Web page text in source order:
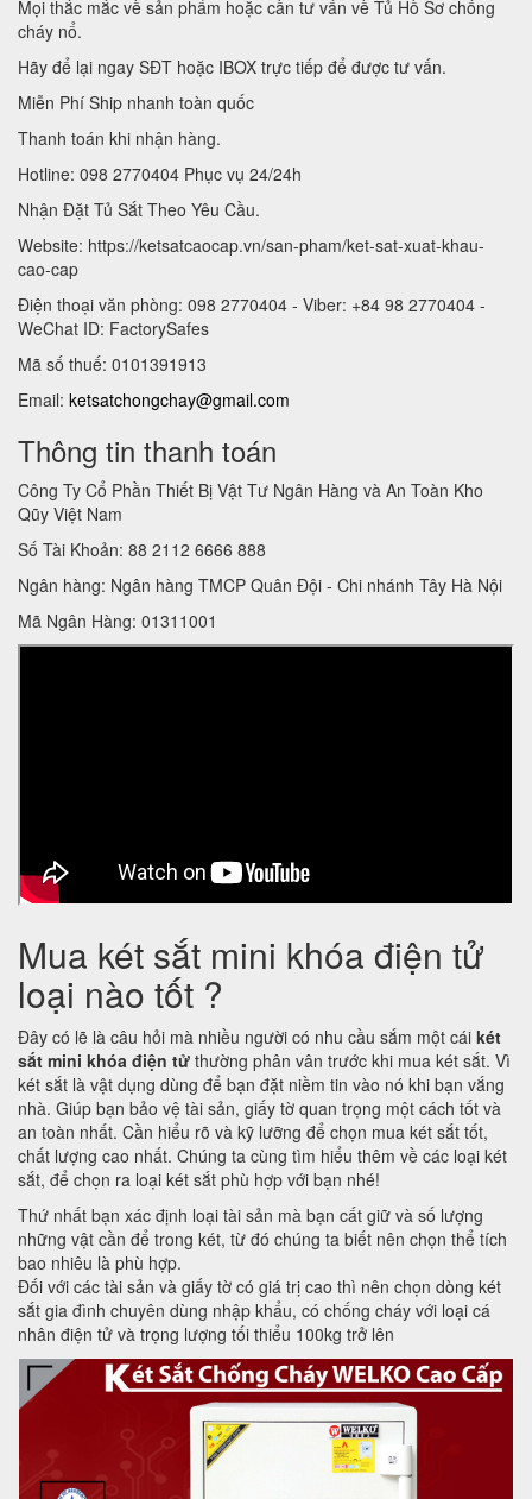
Mọi thắc mắc về sản phẩm hoặc cần tư vấn về Tủ Hồ Sơ chống
cháy nổ.
Hãy để lại ngay SĐT hoặc IBOX trực tiếp để được tư vấn.
Miễn Phí Ship nhanh toàn quốc
Thanh toán khi nhận hàng.
Hotline: 098 2770404 Phục vụ 24/24h
Nhận Đặt Tủ Sắt Theo Yêu Cầu.
Website: https://ketsatcaocap.vn/san-pham/ket-sat-xuat-khau-
cao-cap
Điện thoại văn phòng: 098 2770404 - Viber: +84 98 2770404 -
WeChat ID: FactorySafes
Mã số thuế: 0101391913
Email: ketsatchongchay@gmail.com
Thông tin thanh toán
Công Ty Cổ Phần Thiết Bị Vật Tư Ngân Hàng và An Toàn Kho
Qũy Việt Nam
Số Tài Khoản: 88 2112 6666 888
Ngân hàng: Ngân hàng TMCP Quân Đội - Chi nhánh Tây Hà Nội
Mã Ngân Hàng: 01311001
Mua két sắt mini khóa điện tử
loại nào tốt ?
Đây có lẽ là câu hỏi mà nhiều người có nhu cầu sắm một cái két
sắt mini khóa điện tử thường phân vân trước khi mua két sắt. Vì
két sắt là vật dụng dùng để bạn đặt niềm tin vào nó khi bạn vắng
nhà. Giúp bạn bảo vệ tài sản, giấy tờ quan trọng một cách tốt và
an toàn nhất. Cần hiểu rõ và kỹ lưỡng để chọn mua két sắt tốt,
chất lượng cao nhất. Chúng ta cùng tìm hiểu thêm về các loại két
sắt, để chọn ra loại két sắt phù hợp với bạn nhé!
Thứ nhất bạn xác định loại tài sản mà bạn cất giữ và số lượng
những vật cần để trong két, từ đó chúng ta biết nên chọn thể tích
bao nhiêu là phù hợp.
Đối với các tài sản và giấy tờ có giá trị cao thì nên chọn dòng két
sắt gia đình chuyên dùng nhập khẩu, có chống cháy với loại cá
nhân điện tử và trọng lượng tối thiểu 100kg trở lên